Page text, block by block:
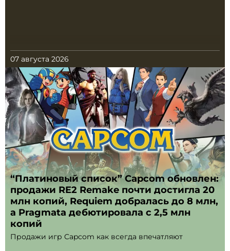
07 августа 2026
“Платиновый список” Capcom обновлен:
продажи RE2 Remake почти достигла 20
млн копий, Requiem добралась до 8 млн,
а Pragmata дебютировала с 2,5 млн
копий
Продажи игр Capcom как всегда впечатляют